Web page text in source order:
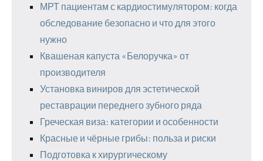
МРТ пациентам с кардиостимулятором: когда
обследование безопасно и что для этого
нужно
Квашеная капуста «Белоручка» от
производителя
Установка виниров для эстетической
реставрации переднего зубного ряда
Греческая виза: категории и особенности
Красные и чёрные грибы: польза и риски
Подготовка к хирургическому